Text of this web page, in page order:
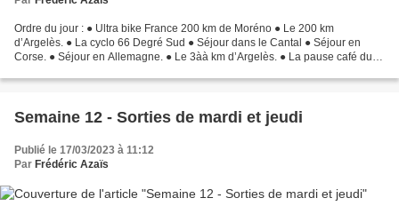
Ordre du jour : ● Ultra bike France 200 km de Moréno ● Le 200 km
d’Argelès. ● La cyclo 66 Degré Sud ● Séjour dans le Cantal ● Séjour en
Corse. ● Séjour en Allemagne. ● Le 3àà km d’Argelès. ● La pause café du
Semaine 12 - Sorties de mardi et jeudi
Publié le 17/03/2023 à 11:12
Par Frédéric Azaïs